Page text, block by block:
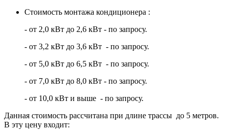
Стоимость монтажа кондиционера :
- от 2,0 кВт до 2,6 кВт - по запросу.
- от 3,2 кВт до 3,6 кВт - по запросу.
- от 5,0 кВт до 6,5 кВт - по запросу.
- от 7,0 кВт до 8,0 кВт - по запросу.
- от 10,0 кВт и выше - по запросу.
Данная стоимость рассчитана при длине трассы до 5 метров.
В эту цену входит: